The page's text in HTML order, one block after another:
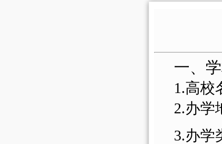
一、
1.高校
2.办学
3.办学